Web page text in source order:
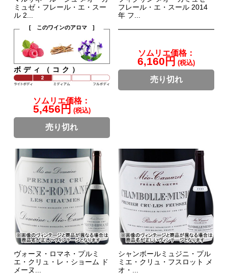
ミュゼ・フレール・エ・スー
ル 2...
[ このワインのアロマ ]
ボディ（コク）
ソムリエ価格：
5,456円 (税込)
売り切れ
フレール・エ・スール 2014
年 フ...
ソムリエ価格：
6,160円 (税込)
売り切れ
ヴォーヌ・ロマネ・プルミ
エ・クリュ・レ・ショーム ド
メーヌ...
シャンボールミュジニ・プル
ミエ・クリュ・フスロット メ
オ・...